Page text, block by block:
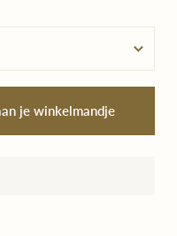
je winkelmandje